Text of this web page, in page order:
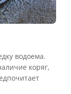
водоема.
коряг,